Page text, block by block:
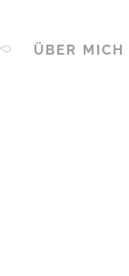
ÜBER MICH